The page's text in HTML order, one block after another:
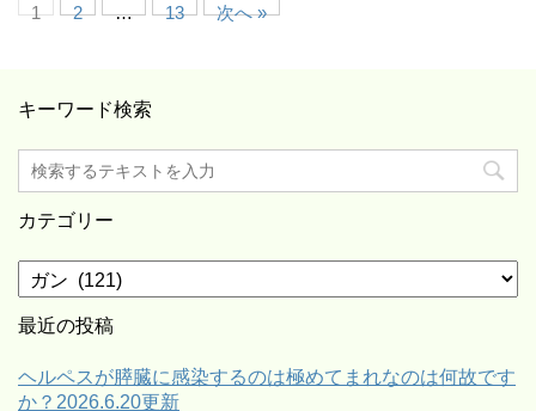
1 2 … 13 次へ »
キーワード検索
カテゴリー
テ
ゴ
ー
最近の投稿
ヘルペスが膵臓に感染するのは極めてまれなのは何故です
か？2026.6.20更新